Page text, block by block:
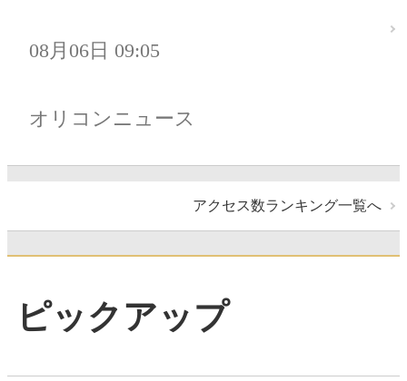
08月06日 09:05
オリコンニュース
アクセス数ランキング一覧へ
ピックアップ